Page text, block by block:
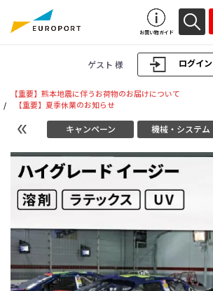
ログイン
ゲスト 様
お買い物ガイド
【重要】熊本地震に伴うお荷物のお届けについて
/
【重要】夏季休業のお知らせ
キャンペーン 機械・システム